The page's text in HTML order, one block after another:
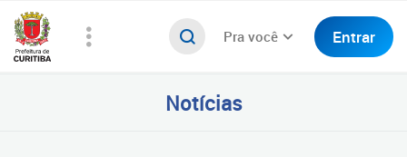
Pra você Entrar
Notícias